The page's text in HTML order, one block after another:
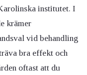
institutet. I
krämer
vid behandling
bra effekt och
oftast att du